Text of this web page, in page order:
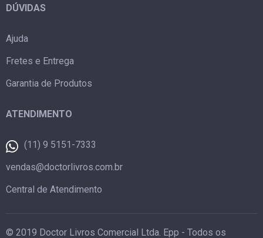
DÚVIDAS
Ajuda
Fretes e Entrega
Garantia de Produtos
ATENDIMENTO
(11) 9 5151-7333
vendas@doctorlivros.com.br
Central de Atendimento
© 2019 Doctor Livros Comercial Ltda. Epp - Todos os